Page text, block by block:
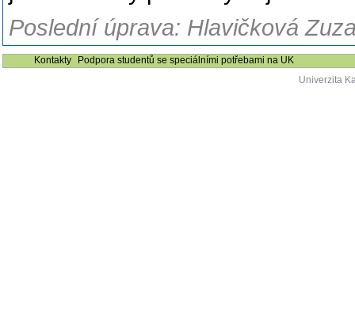
Poslední úprava: Hlavičková
Kontakty
Podpora studentů se speciálními potřebami na UK
Univerzita